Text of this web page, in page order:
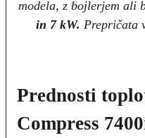
modela, z bojlerjem ali
in 7 kW. Prepričata
Prednosti
Compress